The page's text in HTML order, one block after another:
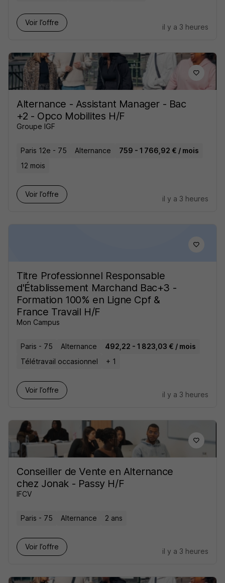
Voir l’offre
il y a 3 heures
Alternance - Assistant Manager - Bac
+2 - Opco Mobilites H/F
Groupe IGF
Paris 12e - 75 Alternance
759 - 1 766,92 € / mois
12 mois
Voir l’offre
il y a 3 heures
Titre Professionnel Responsable
d'Établissement Marchand Bac+3 -
Formation 100% en Ligne Cpf &
France Travail H/F
Mon Campus
Paris - 75 Alternance
492,22 - 1 823,03 € / mois
Télétravail occasionnel
+ 1
Voir l’offre
il y a 3 heures
Conseiller de Vente en Alternance
chez Jonak - Passy H/F
IFCV
Paris - 75 Alternance 2 ans
Voir l’offre
il y a 3 heures